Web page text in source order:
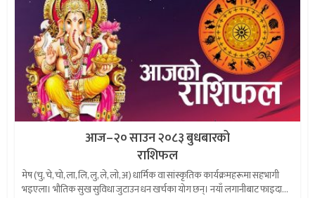
आज–२० साउन २०८३ बुधबारको
राशिफल
मेष (चु, चे, चो, ला, लि, लु, ले, लो, अ) धार्मिक वा सांस्कृतिक कार्यक्रमहरूमा सहभागी
भइएला। भौतिक सुख सुविधा जुटाउन धन खर्चका योग छन्। नयाँ लगानीबाट फाइदा...